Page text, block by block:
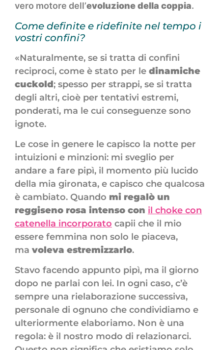
vero motore dell’evoluzione della coppia.
Come definite e ridefinite nel tempo i
vostri confini?
«Naturalmente, se si tratta di confini
reciproci, come è stato per le dinamiche
cuckold; spesso per strappi, se si tratta
degli altri, cioè per tentativi estremi,
ponderati, ma le cui conseguenze sono
ignote.
Le cose in genere le capisco la notte per
intuizioni e minzioni: mi sveglio per
andare a fare pipì, il momento più lucido
della mia gironata, e capisco che qualcosa
è cambiato. Quando mi regalò un
reggiseno rosa intenso con il choke con
catenella incorporato capii che il mio
essere femmina non solo le piaceva,
ma voleva estremizzarlo.
Stavo facendo appunto pipì, ma il giorno
dopo ne parlai con lei. In ogni caso, c’è
sempre una rielaborazione successiva,
personale di ognuno che condividiamo e
ulteriormente elaboriamo. Non è una
regola: è il nostro modo di relazionarci.